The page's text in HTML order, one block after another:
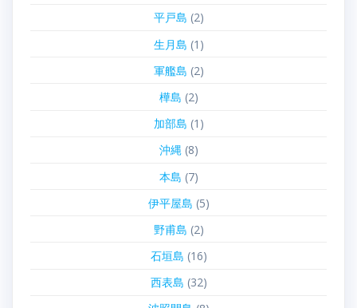
平戸島 (2)
生月島 (1)
軍艦島 (2)
樺島 (2)
加部島 (1)
沖縄(8)
本島 (7)
伊平屋島 (5)
野甫島 (2)
石垣島 (16)
西表島 (32)